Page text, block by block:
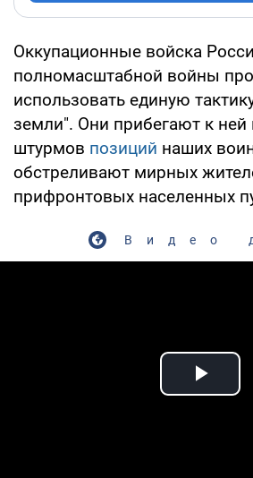
Оккупационные войска
полномасштабной войны
использовать единую
земли". Они прибегают к ней
штурмов позиций наших
обстреливают мирных
прифронтовых населенных
Видео
Play